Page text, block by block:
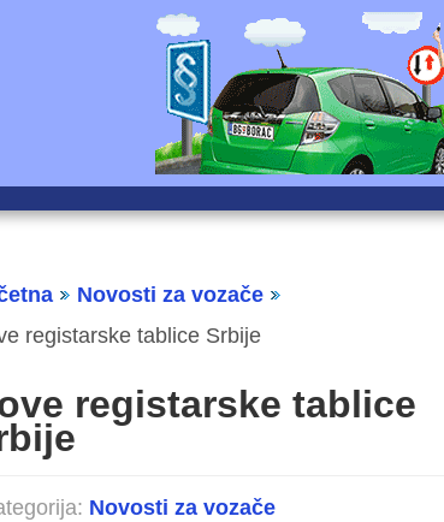
Novosti za vozače
registarske tablice Srbije
registarske tablice
Novosti za vozače